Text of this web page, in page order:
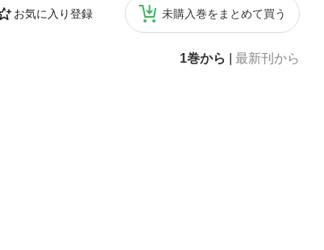
お気に入り登録 未購入巻をまとめて買う
1巻から 最新刊から